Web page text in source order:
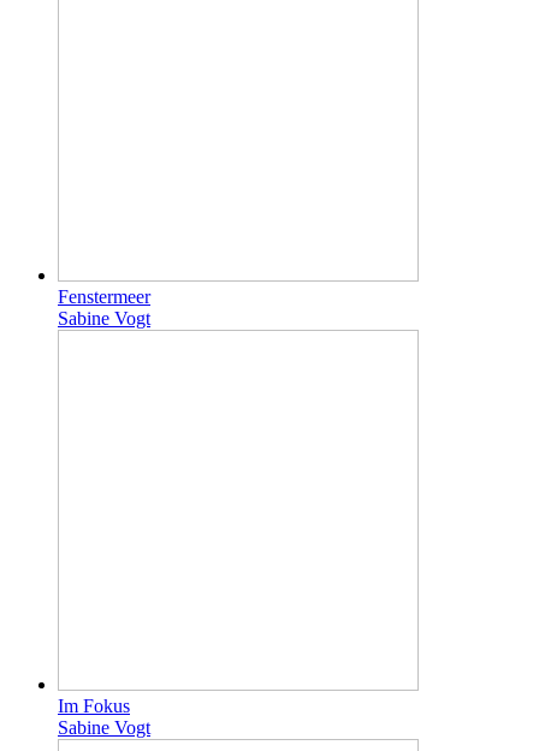
Fenstermeer
Sabine Vogt
Im Fokus
Sabine Vogt